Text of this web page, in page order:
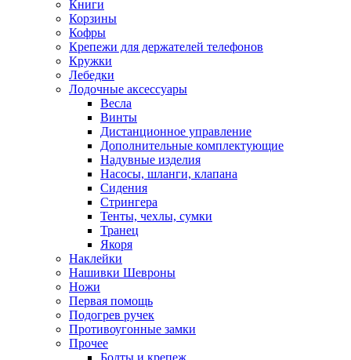
Книги
Корзины
Кофры
Крепежи для держателей телефонов
Кружки
Лебедки
Лодочные аксессуары
Весла
Винты
Дистанционное управление
Дополнительные комплектующие
Надувные изделия
Насосы, шланги, клапана
Сидения
Стрингера
Тенты, чехлы, сумки
Транец
Якоря
Наклейки
Нашивки Шевроны
Ножи
Первая помощь
Подогрев ручек
Противоугонные замки
Прочее
Болты и крепеж